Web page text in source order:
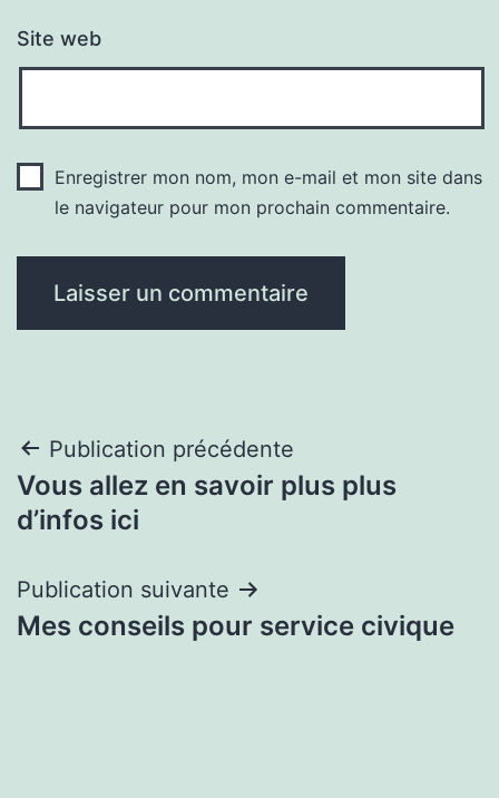
Site web
Enregistrer mon nom, mon e-mail et mon site dans
le navigateur pour mon prochain commentaire.
Navigation
de
Publication précédente
Vous allez en savoir plus plus
d’infos ici
Publication suivante
Mes conseils pour service civique